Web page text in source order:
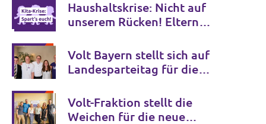
Haushaltskrise: Nicht auf
unserem Rücken! Eltern
Kitas
Volt Bayern stellt sich auf
Landesparteitag für die
Volt-Fraktion stellt die
Weichen für die neue